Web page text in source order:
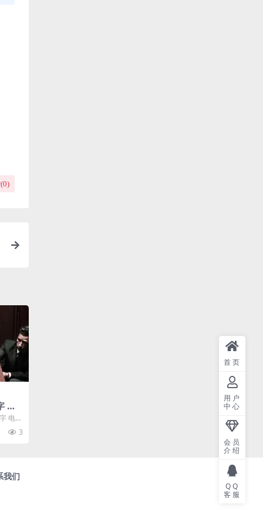
0)
电
电影
》免
3
我们
首页
用户
中心
会员
介绍
QQ
客服